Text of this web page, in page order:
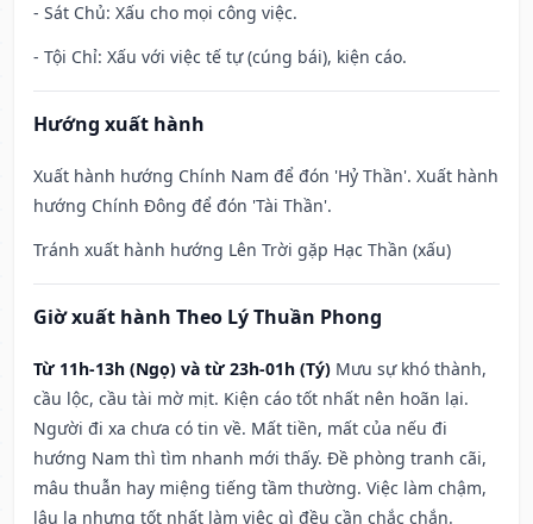
- Sát Chủ: Xấu cho mọi công việc.
- Tội Chỉ: Xấu với việc tế tự (cúng bái), kiện cáo.
Hướng xuất hành
Xuất hành hướng Chính Nam để đón 'Hỷ Thần'. Xuất hành
hướng Chính Đông để đón 'Tài Thần'.
Tránh xuất hành hướng Lên Trời gặp Hạc Thần (xấu)
Giờ xuất hành Theo Lý Thuần Phong
Từ 11h-13h (Ngọ) và từ 23h-01h (Tý) Mưu sự khó thành,
cầu lộc, cầu tài mờ mịt. Kiện cáo tốt nhất nên hoãn lại.
Người đi xa chưa có tin về. Mất tiền, mất của nếu đi
hướng Nam thì tìm nhanh mới thấy. Đề phòng tranh cãi,
mâu thuẫn hay miệng tiếng tầm thường. Việc làm chậm,
lâu la nhưng tốt nhất làm việc gì đều cần chắc chắn.